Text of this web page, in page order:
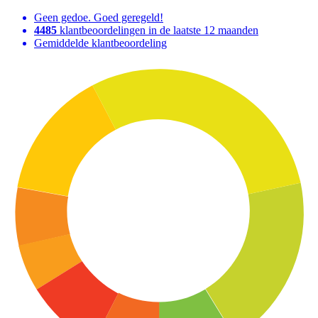
Geen gedoe. Goed geregeld!
4485 klantbeoordelingen in de laatste 12 maanden
Gemiddelde klantbeoordeling